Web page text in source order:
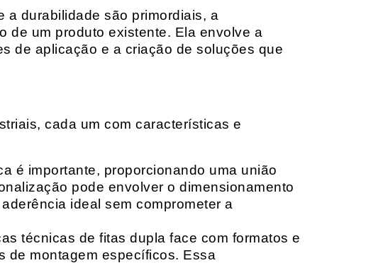
a durabilidade são primordiais, a
de um produto existente. Ela envolve a
de aplicação e a criação de soluções que
cada um com características e
é importante, proporcionando uma união
pode envolver o dimensionamento
ideal sem comprometer a
técnicas de fitas dupla face com formatos e
de montagem específicos. Essa